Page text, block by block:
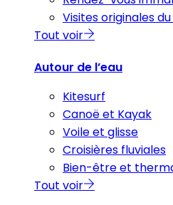
Visites originales
Tout voir
Autour de l’eau
Kitesurf
Canoë et Kayak
Voile et glisse
Croisières fluviales
Bien-être et
Tout voir